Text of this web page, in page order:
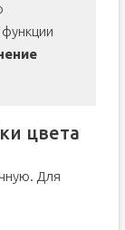
цвета
Для